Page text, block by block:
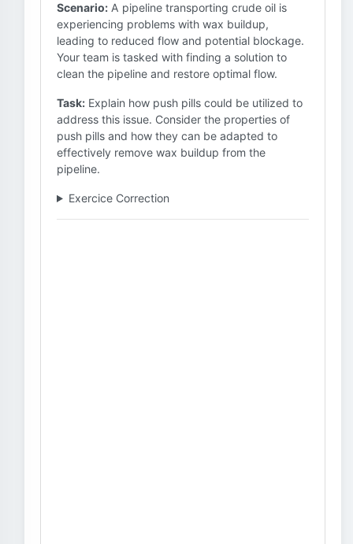
Scenario: A pipeline transporting crude oil is
experiencing problems with wax buildup,
leading to reduced flow and potential blockage.
Your team is tasked with finding a solution to
clean the pipeline and restore optimal flow.
Task: Explain how push pills could be utilized to
address this issue. Consider the properties of
push pills and how they can be adapted to
effectively remove wax buildup from the
pipeline.
Exercice Correction